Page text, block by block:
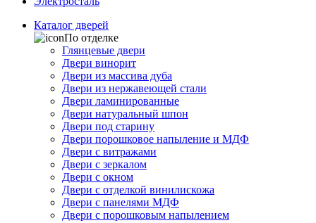
Каталог дверей
По отделке
Глянцевые двери
Двери винорит
Двери из массива дуба
Двери из нержавеющей стали
Двери ламинированные
Двери натуральный шпон
Двери под старину
Двери порошковое напыление и МДФ
Двери с витражами
Двери с зеркалом
Двери с окном
Двери с отделкой винилискожа
Двери с панелями МДФ
Двери с порошковым напылением